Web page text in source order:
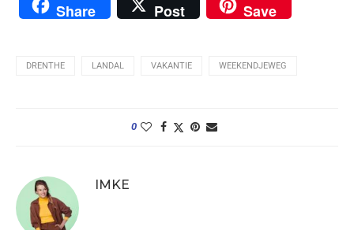
Share Post Save
DRENTHE LANDAL VAKANTIE WEEKENDJEWEG
0
IMKE